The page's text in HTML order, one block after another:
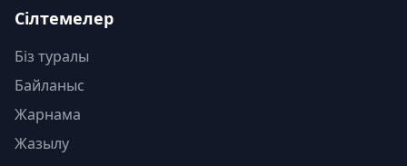
Сілтемелер
Біз туралы
Байланыс
Жарнама
Жазылу